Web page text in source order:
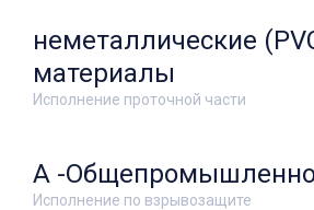
Исполнение проточной части
неметаллические
материалы
Исполнение по взрывозащите
А -